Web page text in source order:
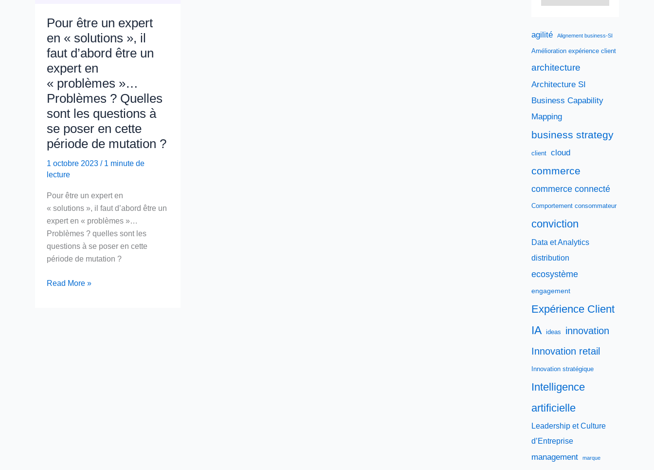
Pour être un expert
en « solutions », il
faut d’abord être un
expert en
« problèmes »…
Problèmes ? Quelles
sont les questions à
se poser en cette
période de mutation ?
1 octobre 2023 / 1 minute de
lecture
Pour être un expert en
« solutions », il faut d’abord être un
expert en « problèmes »…
Problèmes ? quelles sont les
questions à se poser en cette
période de mutation ?
Pour
Read More »
agilité Alignement business-SI
Amélioration expérience client
architecture
Architecture SI
Business Capability
Mapping
business strategy
client cloud
commerce
commerce connecté
Comportement consommateur
conviction
Data et Analytics
distribution
ecosystème
engagement
Expérience Client
IA ideas
innovation
Innovation retail
Innovation stratégique
Intelligence
artificielle
Leadership et Culture
d’Entreprise
management marque